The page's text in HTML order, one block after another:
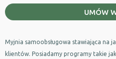
UMÓW
Myjnia samoobsługowa stawiająca na
klientów. Posiadamy programy takie